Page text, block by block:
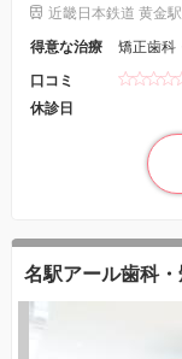
近畿日本鉄道 黄金
得意な治療
矯正歯科
口コミ
休診日
名駅アール歯科